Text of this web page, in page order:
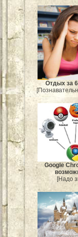
Отдых за
Google
[Надо